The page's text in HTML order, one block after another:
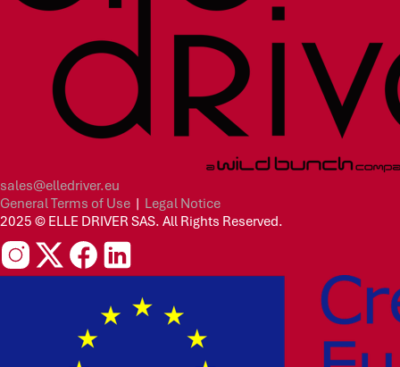
sales@elledriver.eu
General Terms of Use | Legal Notice
2025 © ELLE DRIVER SAS. All Rights Reserved.